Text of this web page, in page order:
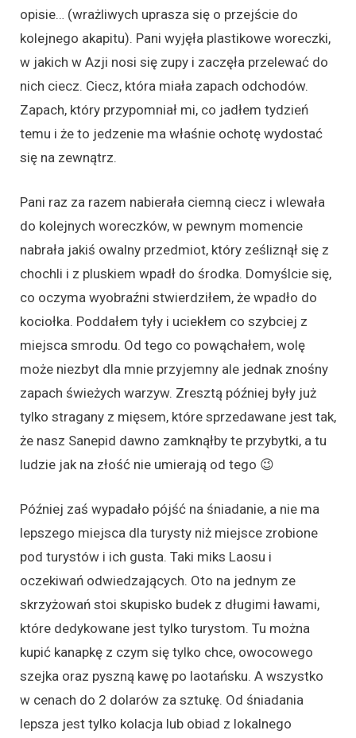
opisie… (wrażliwych uprasza się o przejście do
kolejnego akapitu). Pani wyjęła plastikowe woreczki,
w jakich w Azji nosi się zupy i zaczęła przelewać do
nich ciecz. Ciecz, która miała zapach odchodów.
Zapach, który przypomniał mi, co jadłem tydzień
temu i że to jedzenie ma właśnie ochotę wydostać
się na zewnątrz.
Pani raz za razem nabierała ciemną ciecz i wlewała
do kolejnych woreczków, w pewnym momencie
nabrała jakiś owalny przedmiot, który ześliznął się z
chochli i z pluskiem wpadł do środka. Domyślcie się,
co oczyma wyobraźni stwierdziłem, że wpadło do
kociołka. Poddałem tyły i uciekłem co szybciej z
miejsca smrodu. Od tego co powąchałem, wolę
może niezbyt dla mnie przyjemny ale jednak znośny
zapach świeżych warzyw. Zresztą później były już
tylko stragany z mięsem, które sprzedawane jest tak,
że nasz Sanepid dawno zamknąłby te przybytki, a tu
ludzie jak na złość nie umierają od tego 😉
Później zaś wypadało pójść na śniadanie, a nie ma
lepszego miejsca dla turysty niż miejsce zrobione
pod turystów i ich gusta. Taki miks Laosu i
oczekiwań odwiedzających. Oto na jednym ze
skrzyżowań stoi skupisko budek z długimi ławami,
które dedykowane jest tylko turystom. Tu można
kupić kanapkę z czym się tylko chce, owocowego
szejka oraz pyszną kawę po laotańsku. A wszystko
w cenach do 2 dolarów za sztukę. Od śniadania
lepsza jest tylko kolacja lub obiad z lokalnego